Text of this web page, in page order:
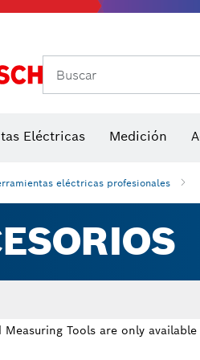
Buscar
Eléctricas Medición
eléctricas profesionales
Measuring Tools are only